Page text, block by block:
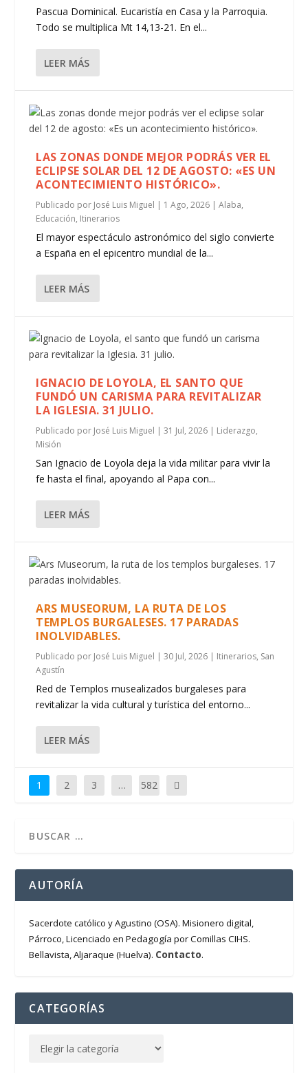
Pascua Dominical. Eucaristía en Casa y la Parroquia.
Todo se multiplica Mt 14,13-21. En el...
LEER MÁS
LAS ZONAS DONDE MEJOR PODRÁS VER EL
ECLIPSE SOLAR DEL 12 DE AGOSTO: «ES UN
ACONTECIMIENTO HISTÓRICO».
Publicado por José Luis Miguel | 1 Ago, 2026 |Alaba,
Educación, Itinerarios
El mayor espectáculo astronómico del siglo convierte
a España en el epicentro mundial de la...
LEER MÁS
IGNACIO DE LOYOLA, EL SANTO QUE
FUNDÓ UN CARISMA PARA REVITALIZAR
LA IGLESIA. 31 JULIO.
Publicado por José Luis Miguel |31 Jul, 2026 | Liderazgo,
Misión
San Ignacio de Loyola deja la vida militar para vivir la
fe hasta el final, apoyando al Papa con...
LEER MÁS
ARS MUSEORUM, LA RUTA DE LOS
TEMPLOS BURGALESES. 17 PARADAS
INOLVIDABLES.
Publicado por José Luis Miguel |30 Jul, 2026 | Itinerarios, San
Agustín
Red de Templos musealizados burgaleses para
revitalizar la vida cultural y turística del entorno...
LEER MÁS
1 2 3 … 582
AUTORÍA
Sacerdote católico y Agustino (OSA). Misionero digital,
Párroco, Licenciado en Pedagogía por Comillas CIHS.
Bellavista, Aljaraque (Huelva). Contacto.
CATEGORÍAS